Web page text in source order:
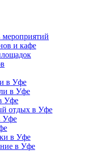
мероприятий
и кафе
в Уфе
в Уфе
Уфе
отдых в Уфе
Уфе
в Уфе
в Уфе